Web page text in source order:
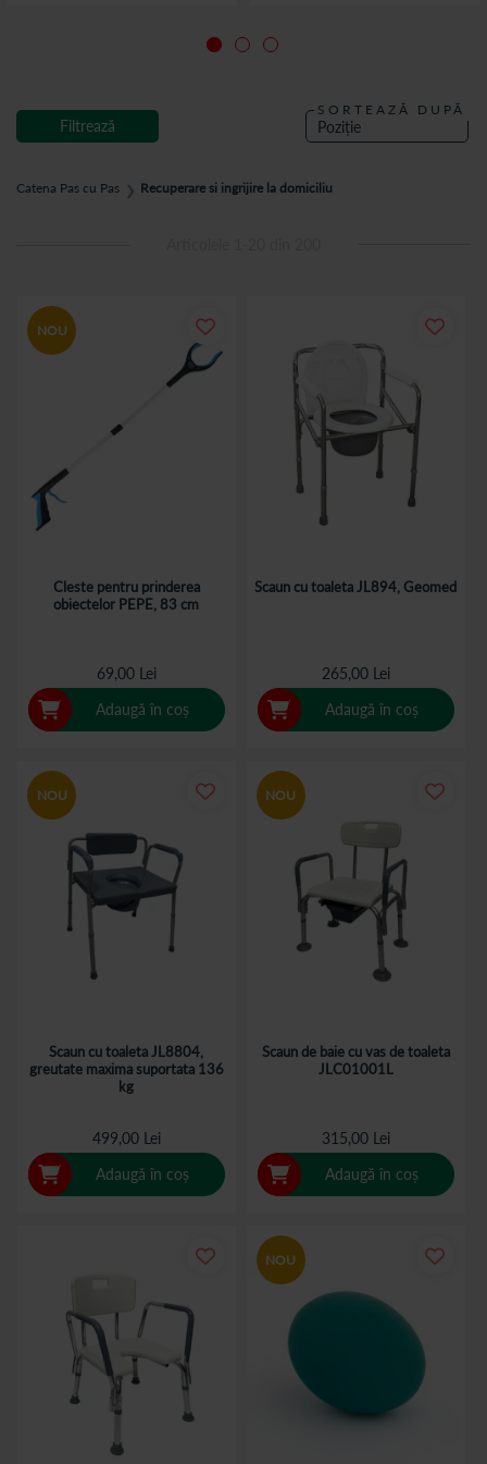
Catena Pas cu Pas ❯ Recuperare si ingrijire la domiciliu
SORTEAZĂ DUPĂ
NOU
Cleste pentru prinderea
obiectelor PEPE, 83 cm
69,00 Lei
Adaugă în coș
Scaun cu toaleta JL894, Geomed
265,00 Lei
Adaugă în coș
NOU
Scaun cu toaleta JL8804,
greutate maxima suportata 136
kg
499,00 Lei
Adaugă în coș
NOU
Scaun de baie cu vas de toaleta
JLC01001L
315,00 Lei
Adaugă în coș
NOU
Filtrează